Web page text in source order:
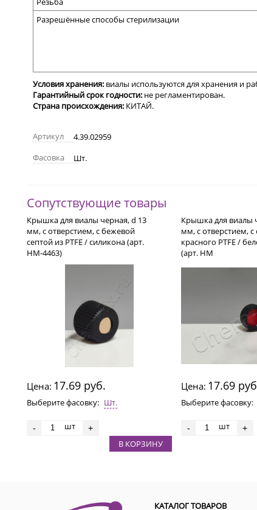
Разрешённые способы стерилизации
Условия хранения: виалы используются для хранения и
Гарантийный срок годности: не регламентирован.
Страна происхождения: КИТАЙ.
Артикул
4.39.02959
Фасовка
Шт.
Сопутствующие товары
Крышка для виалы черная, d 13
мм, с отверстием, с бежевой
септой из PTFE / силикона (арт.
HM-4463)
Цена: 17.69 руб.
Выберите фасовку: Шт.
- шт +
В КОРЗИНУ
Крышка для виалы
мм, с отверстием, с
красного PTFE /
(арт. HM
Цена: 17.69
Выберите фасовку:
- шт +
КАТАЛОГ ТОВАРОВ